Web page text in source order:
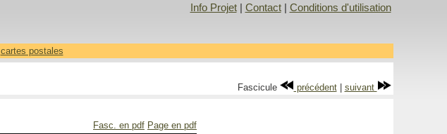
Info Projet| Contact| Conditions d'utilisation
cartes postales
Fascicule précédent| suivant
Fasc. en pdf Page en pdf